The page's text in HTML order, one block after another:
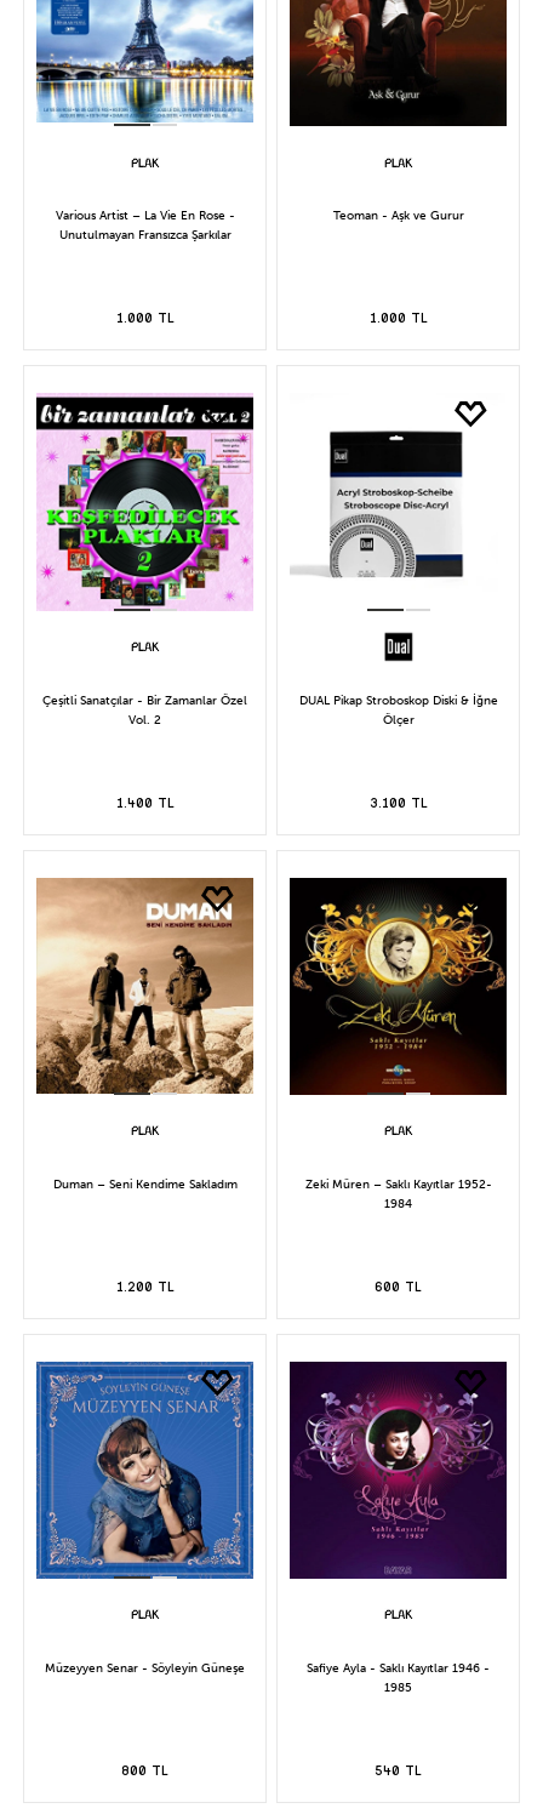
Various Artist – La Vie En Rose -
Unutulmayan Fransızca Şarkılar
1.000 TL
Teoman - Aşk ve Gurur
1.000 TL
Çeşitli Sanatçılar - Bir Zamanlar Özel
Vol. 2
1.400 TL
DUAL Pikap Stroboskop Diski & İğne
Ölçer
3.100 TL
Duman – Seni Kendime Sakladım
1.200 TL
Zeki Müren – Saklı Kayıtlar 1952-
1984
600 TL
Müzeyyen Senar - Söyleyin Güneşe
800 TL
Safiye Ayla - Saklı Kayıtlar 1946 -
1985
540 TL